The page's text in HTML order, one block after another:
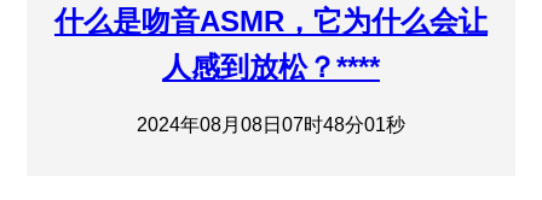
什么是吻音ASMR，它为什么会让
人感到放松？****
2024年08月08日07时48分01秒